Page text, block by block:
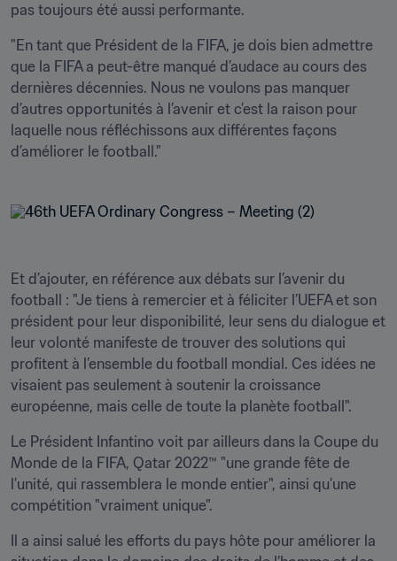
pas toujours été aussi performante.
"En tant que Président de la FIFA, je dois bien admettre
que la FIFA a peut-être manqué d’audace au cours des
dernières décennies. Nous ne voulons pas manquer
d’autres opportunités à l’avenir et c’est la raison pour
laquelle nous réfléchissons aux différentes façons
d’améliorer le football."
Et d’ajouter, en référence aux débats sur l’avenir du
football : "Je tiens à remercier et à féliciter l’UEFA et son
président pour leur disponibilité, leur sens du dialogue et
leur volonté manifeste de trouver des solutions qui
profitent à l’ensemble du football mondial. Ces idées ne
visaient pas seulement à soutenir la croissance
européenne, mais celle de toute la planète football".
Le Président Infantino voit par ailleurs dans la Coupe du
Monde de la FIFA, Qatar 2022™ "une grande fête de
l’unité, qui rassemblera le monde entier", ainsi qu’une
compétition "vraiment unique".
Il a ainsi salué les efforts du pays hôte pour améliorer la